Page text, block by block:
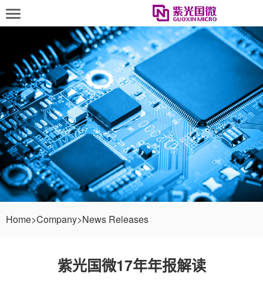
Home>Company>News Releases
紫光国微17年年报解读